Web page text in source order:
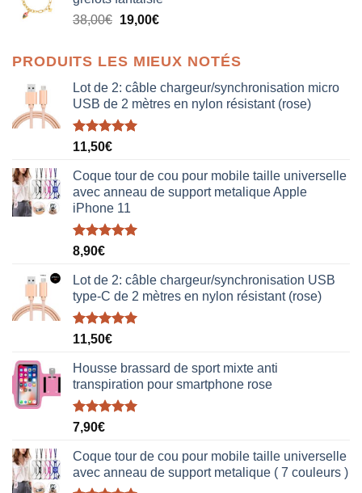
était :
38,00€.
est :
19,00€.
38,00€ Le
était :
38,00€.
19,00€Le
est :
19,00€.
PRODUITS LES MIEUX NOTÉS
Lot de 2: câble chargeur/synchronisation micro
USB de 2 mètres en nylon résistant (rose)
Note5.00
11,50€
Coque tour de cou pour mobile taille universelle
avec anneau de support metalique Apple
iPhone 11
Note5.00
8,90€
Lot de 2: câble chargeur/synchronisation USB
type-C de 2 mètres en nylon résistant (rose)
Note5.00
11,50€
Housse brassard de sport mixte anti
transpiration pour smartphone rose
Note5.00
7,90€
Coque tour de cou pour mobile taille universelle
avec anneau de support metalique ( 7 couleurs )